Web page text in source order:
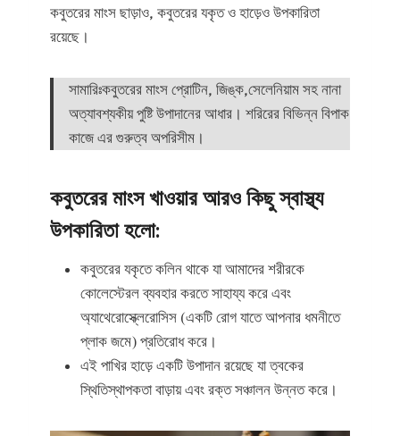
কবুতরের মাংস ছাড়াও, কবুতরের যকৃত ও হাড়েও উপকারিতা
রয়েছে।
সামারিঃকবুতরের মাংস প্রোটিন, জিঙ্ক,সেলেনিয়াম সহ নানা
অত্যাবশ্যকীয় পুষ্টি উপাদানের আধার। শরিরের বিভিন্ন বিপাক
কাজে এর গুরুত্ব অপরিসীম।
কবুতরের মাংস খাওয়ার আরও কিছু স্বাস্থ্য
উপকারিতা হলো:
কবুতরের যকৃতে কলিন থাকে যা আমাদের শরীরকে
কোলেস্টেরল ব্যবহার করতে সাহায্য করে এবং
অ্যাথেরোস্ক্লেরোসিস (একটি রোগ যাতে আপনার ধমনীতে
প্লাক জমে) প্রতিরোধ করে।
এই পাখির হাড়ে একটি উপাদান রয়েছে যা ত্বকের
স্থিতিস্থাপকতা বাড়ায় এবং রক্ত সঞ্চালন উন্নত করে।